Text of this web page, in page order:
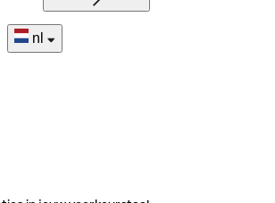
nl